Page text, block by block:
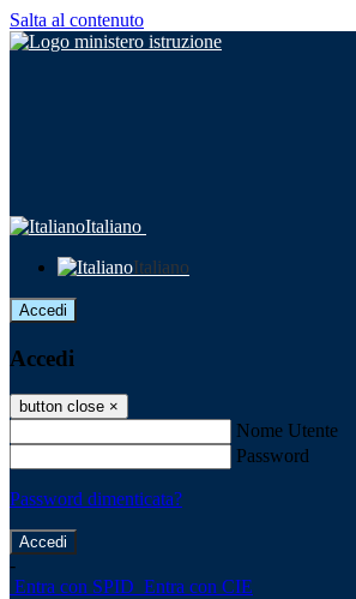
Salta al contenuto
Italiano
Italiano
Accedi
Accedi
button close ×
Nome Utente
Password
Password dimenticata?
-
Entra con SPID Entra con CIE